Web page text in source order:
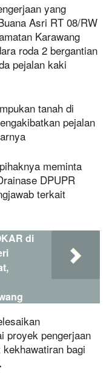
yang
Asri RT 08/RW
Karawang
roda 2 bergantian
pejalan kaki
tanah di
pejalan
meminta
DPUPR
terkait
di
proyek pengerjaan
bagi